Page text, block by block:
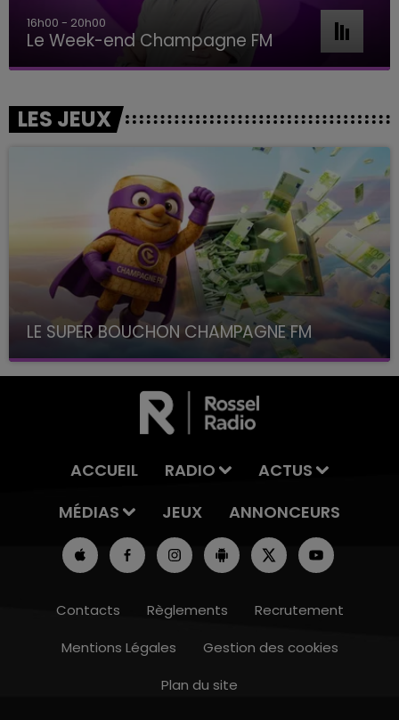
7h00 - 11h00
BEST OF
LES JEUX
LE SUPER BOUCHON CHAMPAGNE FM
avec La Famille Champagne FM, à 8H10
ACCUEIL RADIO
ACTUS
MÉDIAS
JEUX ANNONCEURS
Contacts Règlements
Recrutement
Mentions Légales
Gestion des cookies
Plan du site